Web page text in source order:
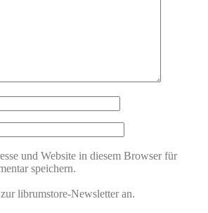
und Website in diesem Browser für
speichern.
librumstore-Newsletter an.